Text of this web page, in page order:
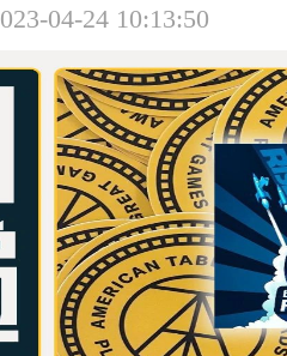
04-24 10:13:50